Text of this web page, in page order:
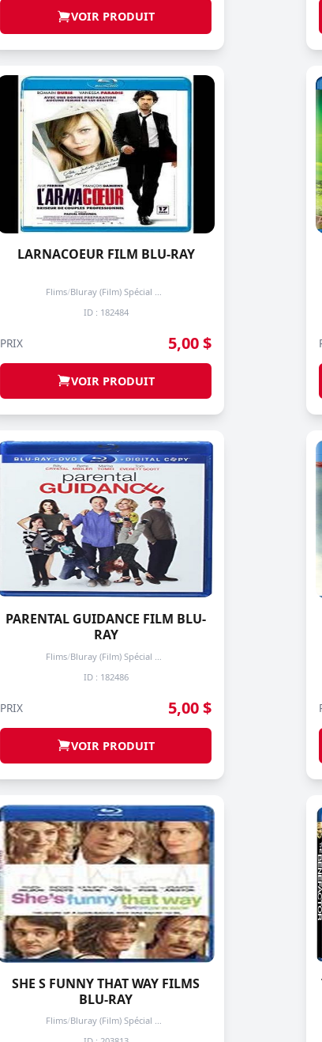
VOIR PRODUIT
LARNACOEUR FILM BLU-RAY
Flims/
ID : 182484
PRIX 5,00 $
VOIR PRODUIT
PARENTAL GUIDANCE FILM BLU-
RAY
Flims/
ID : 182486
PRIX 5,00 $
VOIR PRODUIT
SHE S FUNNY THAT WAY FILMS
BLU-RAY
Flims/
Bluray (Film) Spécial + de 3 prochain -50%